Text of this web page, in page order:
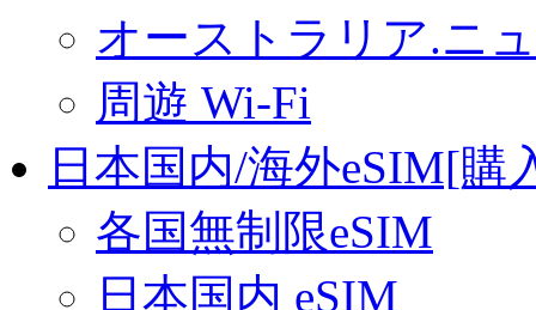
オーストラリア.ニ
周遊 Wi-Fi
日本国内/海外eSIM[購
各国無制限eSIM
日本国内 eSIM